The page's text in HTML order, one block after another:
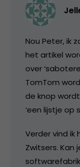
Nou Peter, ik
het artikel
over
TomTom
de knop
‘een lijstje op
Verder vind
Zwitsers. Kan